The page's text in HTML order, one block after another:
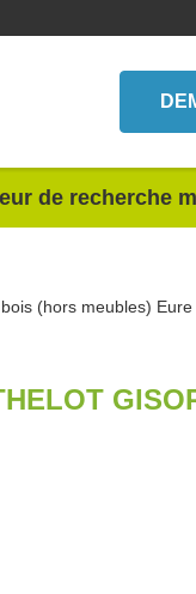
de recherche
(hors meubles) Eure